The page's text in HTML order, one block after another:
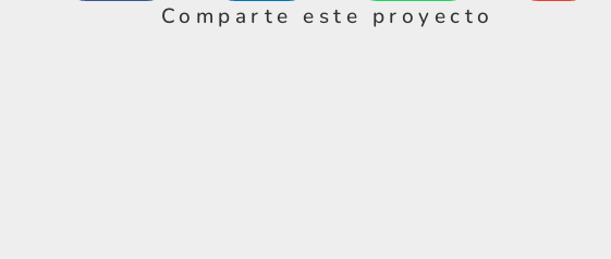
Comparte este proyecto